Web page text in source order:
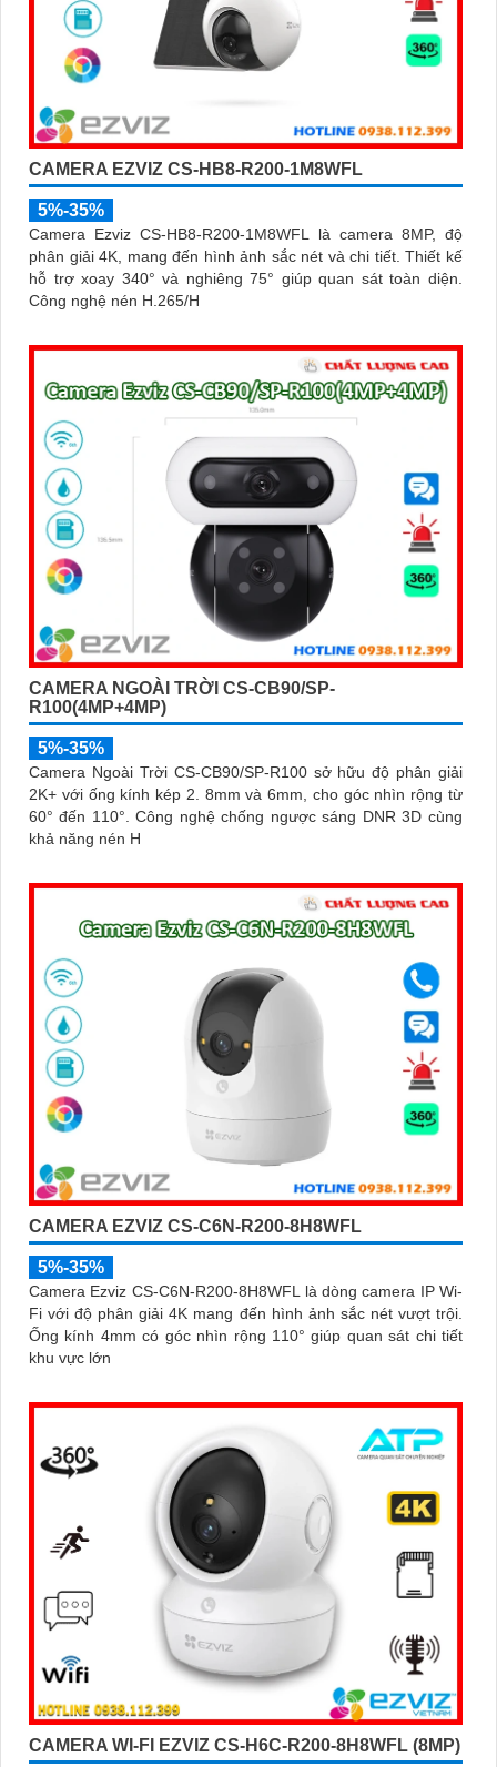
CAMERA EZVIZ CS-HB8-R200-1M8WFL
5%-35%
Camera Ezviz CS-HB8-R200-1M8WFL là camera 8MP, độ
phân giải 4K, mang đến hình ảnh sắc nét và chi tiết. Thiết kế
hỗ trợ xoay 340° và nghiêng 75° giúp quan sát toàn diện.
Công nghệ nén H.265/H
CAMERA NGOÀI TRỜI CS-CB90/SP-
R100(4MP+4MP)
5%-35%
Camera Ngoài Trời CS-CB90/SP-R100 sở hữu độ phân giải
2K+ với ống kính kép 2. 8mm và 6mm, cho góc nhìn rộng từ
60° đến 110°. Công nghệ chống ngược sáng DNR 3D cùng
khả năng nén H
CAMERA EZVIZ CS-C6N-R200-8H8WFL
5%-35%
Camera Ezviz CS-C6N-R200-8H8WFL là dòng camera IP Wi-
Fi với độ phân giải 4K mang đến hình ảnh sắc nét vượt trội.
Ống kính 4mm có góc nhìn rộng 110° giúp quan sát chi tiết
khu vực lớn
CAMERA WI-FI EZVIZ CS-H6C-R200-8H8WFL (8MP)